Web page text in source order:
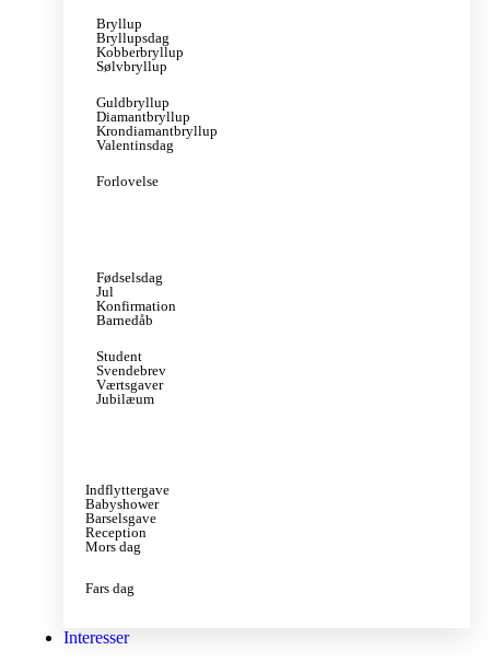
Bryllup
Bryllupsdag
Kobberbryllup
Sølvbryllup
Guldbryllup
Diamantbryllup
Krondiamantbryllup
Valentinsdag
Forlovelse
Fødselsdag
Jul
Konfirmation
Barnedåb
Student
Svendebrev
Værtsgaver
Jubilæum
Indflyttergave
Babyshower
Barselsgave
Reception
Mors dag
Fars dag
Interesser